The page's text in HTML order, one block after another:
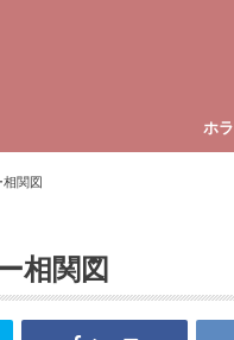
ホ
相関図
相関図